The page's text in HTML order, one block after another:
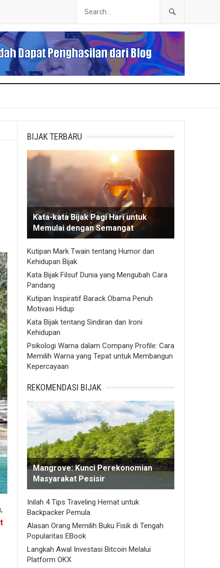
BIJAK TERBARU
Kata-kata Bijak Pagi Hari untuk
Memulai dengan Semangat
Kutipan Mark Twain tentang Humor dan
Kehidupan Bijak
Kata Bijak Filsuf Dunia yang Mengubah Cara
Pandang
Kutipan Inspiratif Barack Obama Penuh
Motivasi Hidup
Kata Bijak tentang Sindiran dan Ironi
Kehidupan
Psikologi Warna dalam Company Profile: Cara
Memilih Warna yang Tepat untuk Membangun
Kepercayaan
REKOMENDASI BIJAK
Mangrove: Kunci Perekonomian
Masyarakat Pesisir
Inilah 4 Tips Traveling Hemat untuk
Backpacker Pemula
Alasan Orang Memilih Buku Fisik di Tengah
Popularitas EBook
Langkah Awal Investasi Bitcoin Melalui
Platform OKX